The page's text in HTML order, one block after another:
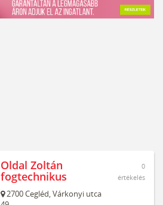
Oldal Zoltán
fogtechnikus
2700Cegléd,Várkonyi utca
0
értékelés